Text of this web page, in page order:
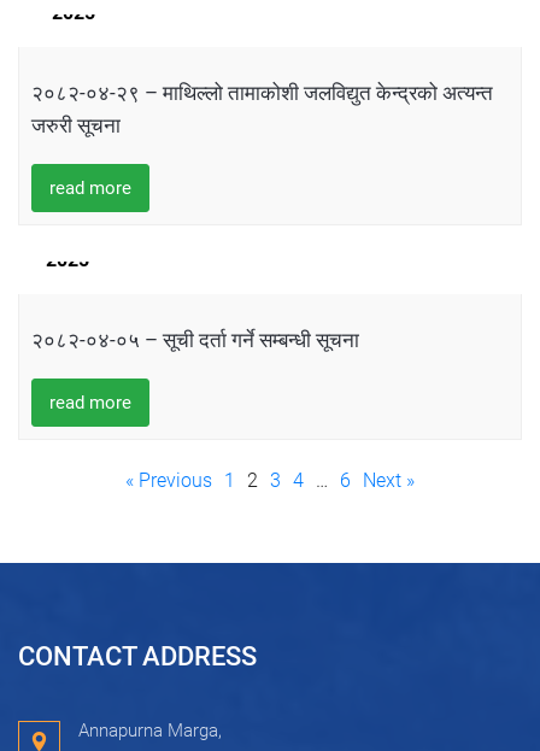
2025
२०८२-०४-२९ – माथिल्लो तामाकोशी जलविद्युत केन्द्रको अत्यन्त
जरुरी सूचना
read more
21
2025
२०८२-०४-०५ – सूची दर्ता गर्ने सम्बन्धी सूचना
read more
« Previous 1 2 3 4 … 6 Next »
CONTACT ADDRESS
Annapurna Marga,